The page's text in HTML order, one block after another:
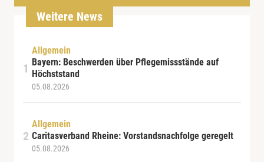
Weitere News
Allgemein
Bayern: Beschwerden über Pflegemissstände auf
Höchststand
05.08.2026
Allgemein
Caritasverband Rheine: Vorstandsnachfolge geregelt
05.08.2026